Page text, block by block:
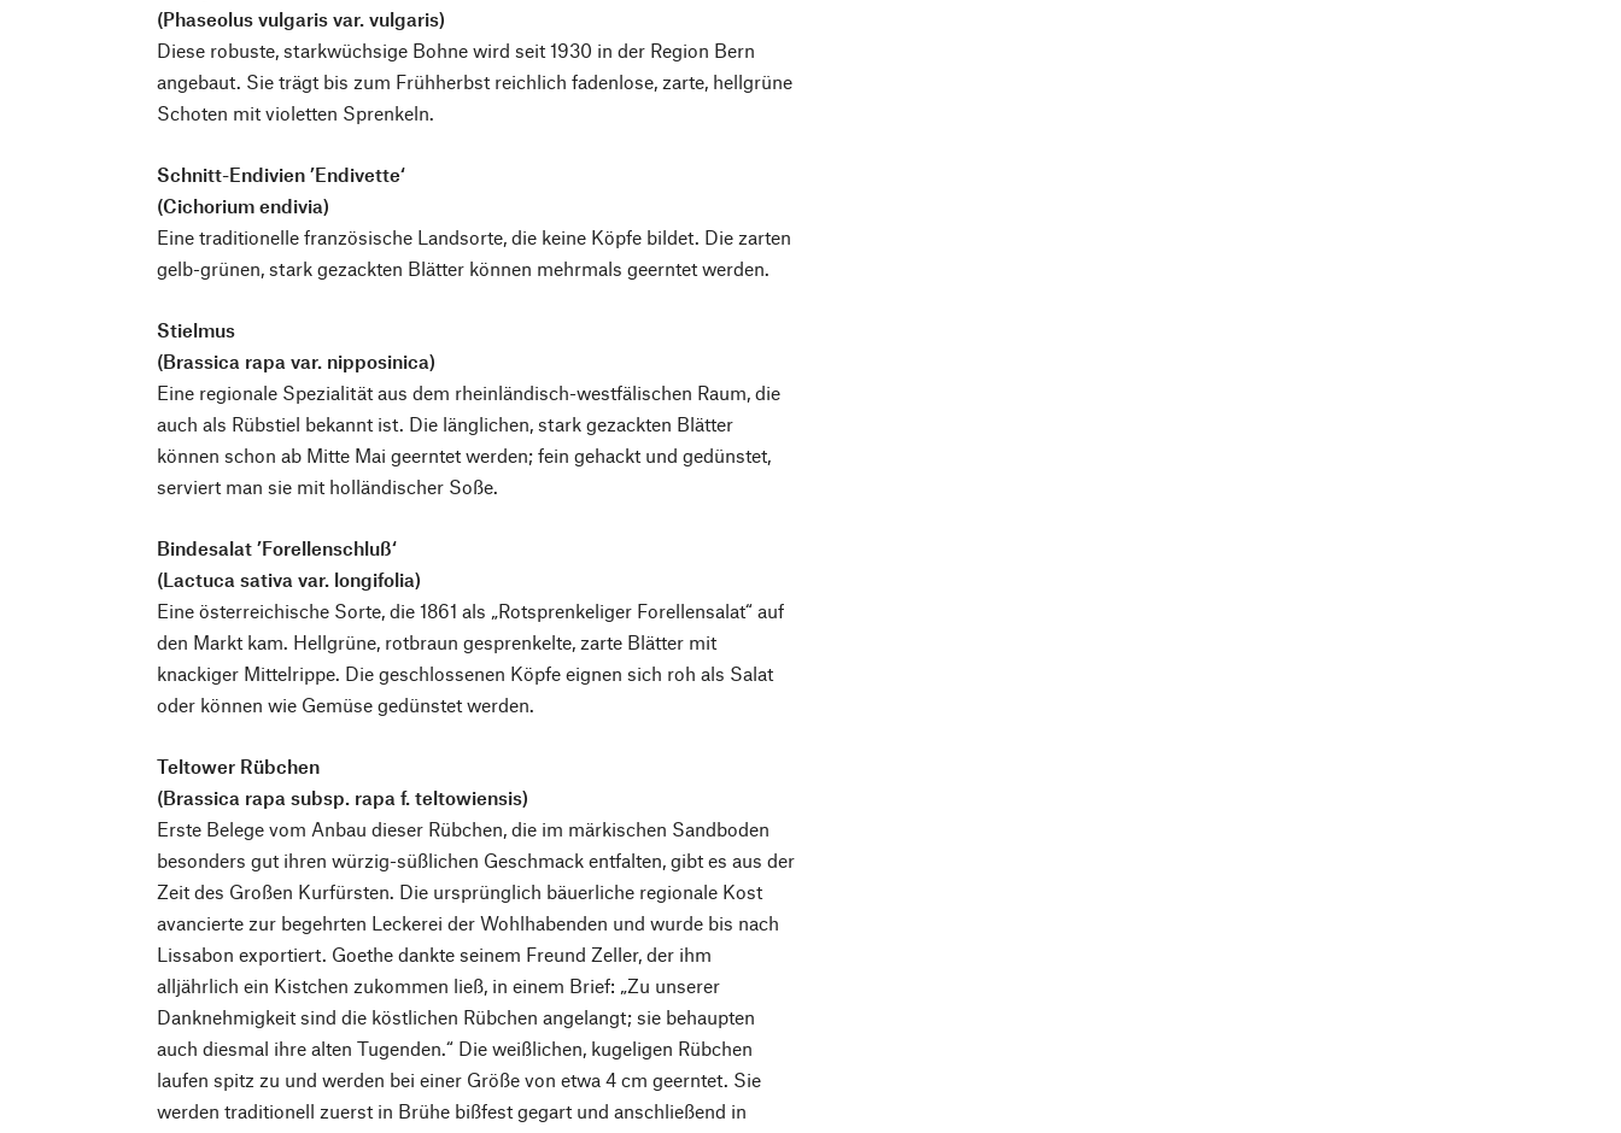
(Phaseolus vulgaris var. vulgaris)
Diese robuste, starkwüchsige Bohne wird seit 1930 in der Region Bern
angebaut. Sie trägt bis zum Frühherbst reichlich fadenlose, zarte, hellgrüne
Schoten mit violetten Sprenkeln.
Schnitt-Endivien ’Endivette‘
(Cichorium endivia)
Eine traditionelle französische Landsorte, die keine Köpfe bildet. Die zarten
gelb-grünen, stark gezackten Blätter können mehrmals geerntet werden.
Stielmus
(Brassica rapa var. nipposinica)
Eine regionale Spezialität aus dem rheinländisch-westfälischen Raum, die
auch als Rübstiel bekannt ist. Die länglichen, stark gezackten Blätter
können schon ab Mitte Mai geerntet werden; fein gehackt und gedünstet,
serviert man sie mit holländischer Soße.
Bindesalat ’Forellenschluß‘
(Lactuca sativa var. longifolia)
Eine österreichische Sorte, die 1861 als „Rotsprenkeliger Forellensalat“ auf
den Markt kam. Hellgrüne, rotbraun gesprenkelte, zarte Blätter mit
knackiger Mittelrippe. Die geschlossenen Köpfe eignen sich roh als Salat
oder können wie Gemüse gedünstet werden.
Teltower Rübchen
(Brassica rapa subsp. rapa f. teltowiensis)
Erste Belege vom Anbau dieser Rübchen, die im märkischen Sandboden
besonders gut ihren würzig-süßlichen Geschmack entfalten, gibt es aus der
Zeit des Großen Kurfürsten. Die ursprünglich bäuerliche regionale Kost
avancierte zur begehrten Leckerei der Wohlhabenden und wurde bis nach
Lissabon exportiert. Goethe dankte seinem Freund Zeller, der ihm
alljährlich ein Kistchen zukommen ließ, in einem Brief: „Zu unserer
Danknehmigkeit sind die köstlichen Rübchen angelangt; sie behaupten
auch diesmal ihre alten Tugenden.“ Die weißlichen, kugeligen Rübchen
laufen spitz zu und werden bei einer Größe von etwa 4 cm geerntet. Sie
werden traditionell zuerst in Brühe bißfest gegart und anschließend in